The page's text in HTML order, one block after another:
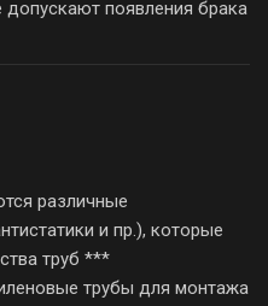
допускают появления брака
различные
и пр.), которые
труб ***
трубы для монтажа